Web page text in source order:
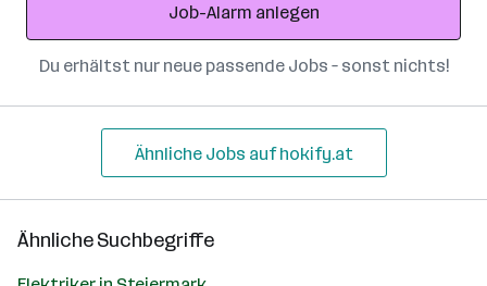
Job-Alarm anlegen
Du erhältst nur neue passende Jobs – sonst nichts!
Ähnliche Jobs auf hokify.at
Ähnliche Suchbegriffe